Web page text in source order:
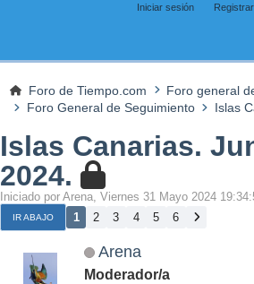
Iniciar sesión
Foro de Tiempo.com
Foro general
Foro General de Seguimiento
Islas
Islas Canarias.
2024.
Iniciado por Arena, Viernes 31 Mayo 2024
IR ABAJO 1 2 3 4 5 6
Arena
Moderador/a